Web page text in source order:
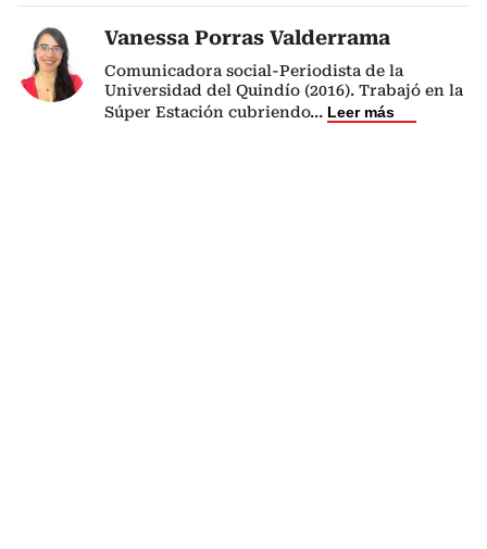
Vanessa Porras Valderrama
Comunicadora social-Periodista de la
Universidad del Quindío (2016). Trabajó en la
Súper Estación cubriendo... Leer más